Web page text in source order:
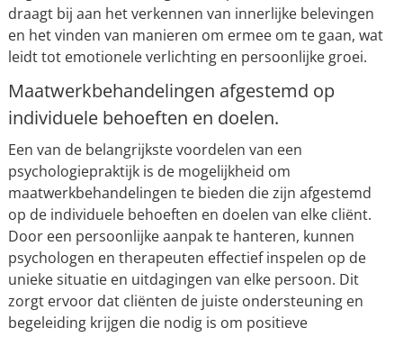
draagt bij aan het verkennen van innerlijke belevingen
en het vinden van manieren om ermee om te gaan, wat
leidt tot emotionele verlichting en persoonlijke groei.
Maatwerkbehandelingen afgestemd op
individuele behoeften en doelen.
Een van de belangrijkste voordelen van een
psychologiepraktijk is de mogelijkheid om
maatwerkbehandelingen te bieden die zijn afgestemd
op de individuele behoeften en doelen van elke cliënt.
Door een persoonlijke aanpak te hanteren, kunnen
psychologen en therapeuten effectief inspelen op de
unieke situatie en uitdagingen van elke persoon. Dit
zorgt ervoor dat cliënten de juiste ondersteuning en
begeleiding krijgen die nodig is om positieve